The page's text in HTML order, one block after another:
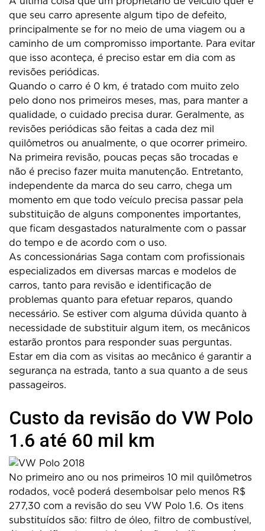
que seu carro apresente algum tipo de defeito,
principalmente se for no meio de uma viagem ou a
caminho de um compromisso importante. Para evitar
que isso aconteça, é preciso estar em dia com as
revisões periódicas.
Quando o carro é 0 km, é tratado com muito zelo
pelo dono nos primeiros meses, mas, para manter a
qualidade, o cuidado precisa durar. Geralmente, as
revisões periódicas são feitas a cada dez mil
quilômetros ou anualmente, o que ocorrer primeiro.
Na primeira revisão, poucas peças são trocadas e
não é preciso fazer muita manutenção. Entretanto,
independente da marca do seu carro, chega um
momento em que todo veículo precisa passar pela
substituição de alguns componentes importantes,
que ficam desgastados naturalmente com o passar
do tempo e de acordo com o uso.
As concessionárias Saga contam com profissionais
especializados em diversas marcas e modelos de
carros, tanto para revisão e identificação de
problemas quanto para efetuar reparos, quando
necessário. Se estiver com alguma dúvida quanto à
necessidade de substituir algum item, os mecânicos
estarão prontos para responder suas perguntas.
Estar em dia com as visitas ao mecânico é garantir a
segurança na estrada, tanto a sua quanto a de seus
passageiros.
Custo da revisão do VW Polo
1.6 até 60 mil km
No primeiro ano ou nos primeiros 10 mil quilômetros
rodados, você poderá desembolsar pelo menos R$
277,30 com a revisão do seu VW Polo 1.6. Os itens
substituídos são: filtro de óleo, filtro de combustível,